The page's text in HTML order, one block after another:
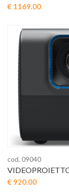
€ 1169.00
cod. 09040
€ 920.00